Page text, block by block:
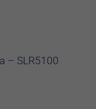
– SLR5100